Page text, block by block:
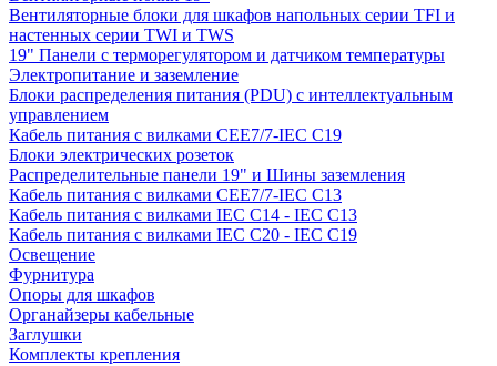
Вентиляторные блоки для шкафов напольных серии TFI и
настенных серии TWI и TWS
19" Панели с терморегулятором и датчиком температуры
Электропитание и заземление
Блоки распределения питания (PDU) с интеллектуальным
управлением
Кабель питания с вилками CEE7/7-IEC C19
Блоки электрических розеток
Распределительные панели 19" и Шины заземления
Кабель питания с вилками CEE7/7-IEC C13
Кабель питания с вилками IEC C14 - IEC C13
Кабель питания с вилками IEC C20 - IEC C19
Освещение
Фурнитура
Опоры для шкафов
Органайзеры кабельные
Заглушки
Комплекты крепления